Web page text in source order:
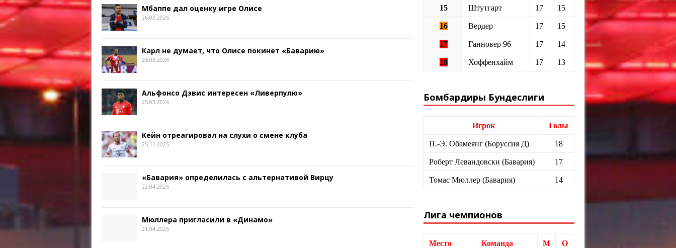
Мбаппе дал оценку игре Олисе
26.03.2026
Карл не думает, что Олисе покинет «Баварию»
25.03.2026
Альфонсо Дэвис интересен «Ливерпулю»
25.03.2026
Кейн отреагировал на слухи о смене клуба
25.11.2025
«Бавария» определилась с альтернативой Вирцу
22.04.2025
Мюллера пригласили в «Динамо»
21.04.2025
15 Штутгарт 17 15
16 Вердер 17 15
17 Ганновер 96 17 14
18 Хоффенхайм 17 13
Бомбардиры Бундеслиги
Игрок Голы
П.-Э. Обамеянг (Боруссия Д) 18
Роберт Левандовски (Бавария) 17
Томас Мюллер (Бавария) 14
Лига чемпионов
Место Команда М О